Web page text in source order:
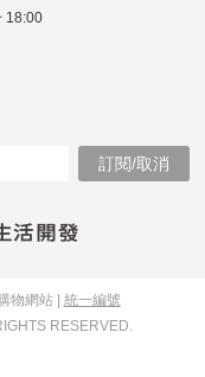
18:00
物網站 | 統一編號
RESERVED.